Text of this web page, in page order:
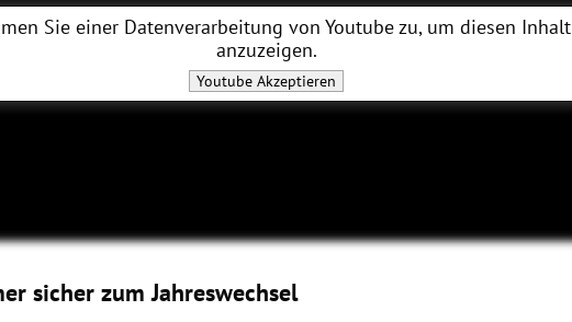
Sie einer Datenverarbeitung vonYoutubezu, um diesen Inhalt
anzuzeigen.
Youtube Akzeptieren
sicher zum Jahreswechsel